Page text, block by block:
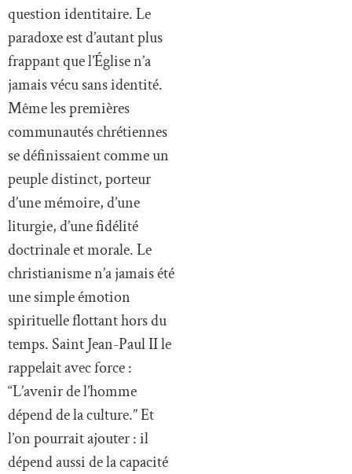
question identitaire. Le
paradoxe est d’autant plus
frappant que l’Église n’a
jamais vécu sans identité.
Même les premières
communautés chrétiennes
se définissaient comme un
peuple distinct, porteur
d’une mémoire, d’une
liturgie, d’une fidélité
doctrinale et morale. Le
christianisme n’a jamais été
une simple émotion
spirituelle flottant hors du
temps. Saint Jean-Paul II le
rappelait avec force :
“L’avenir de l’homme
dépend de la culture.” Et
l’on pourrait ajouter : il
dépend aussi de la capacité